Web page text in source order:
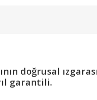
Vana
1/2'' Vana
Havlupan
doğrusal
garantili.